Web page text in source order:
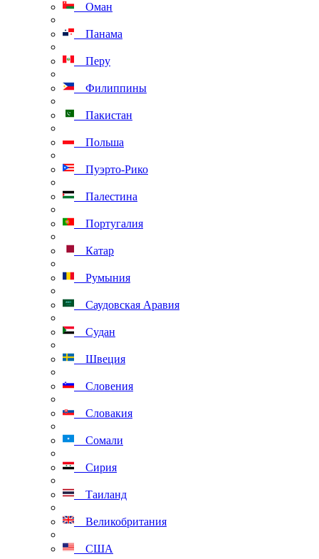
Оман
Панама
Перу
Филиппины
Пакистан
Польша
Пуэрто-Рико
Палестина
Португалия
Катар
Румыния
Саудовская Аравия
Судан
Швеция
Словения
Словакия
Сомали
Сирия
Таиланд
Великобритания
США